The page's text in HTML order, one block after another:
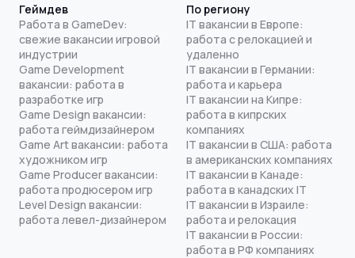
Геймдев
Работа в GameDev:
свежие вакансии игровой
индустрии
Game Development
вакансии: работа в
разработке игр
Game Design вакансии:
работа геймдизайнером
Game Art вакансии: работа
художником игр
Game Producer вакансии:
работа продюсером игр
Level Design вакансии:
работа левел-дизайнером
По региону
IT вакансии в Европе:
работа с релокацией и
удаленно
IT вакансии в Германии:
работа и карьера
IT вакансии на Кипре:
работа в кипрских
компаниях
IT вакансии в США: работа
в американских компаниях
IT вакансии в Канаде:
работа в канадских IT
IT вакансии в Израиле:
работа и релокация
IT вакансии в России:
работа в РФ компаниях